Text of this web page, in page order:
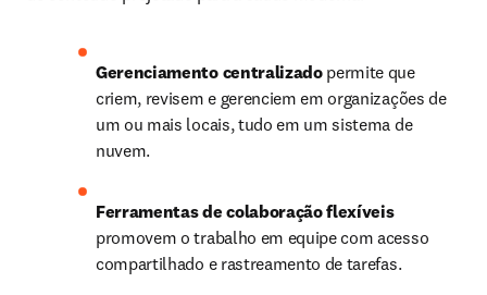
Gerenciamento centralizado permite que
criem, revisem e gerenciem em organizações de
um ou mais locais, tudo em um sistema de
nuvem.
Ferramentas de colaboração flexíveis
promovem o trabalho em equipe com acesso
compartilhado e rastreamento de tarefas.